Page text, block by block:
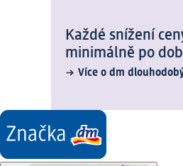
Každé snížení
minimálně po
Více o dm